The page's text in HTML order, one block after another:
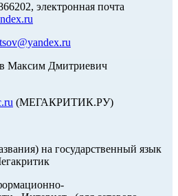
электронная почта
Максим Дмитриевич
(МЕГАКРИТИК.РУ)
на государственный язык